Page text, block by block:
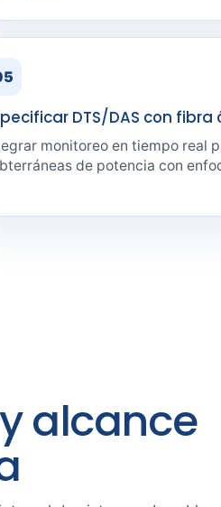
DTS/DAS con fibra
monitoreo en tiempo real
de potencia con
alcance